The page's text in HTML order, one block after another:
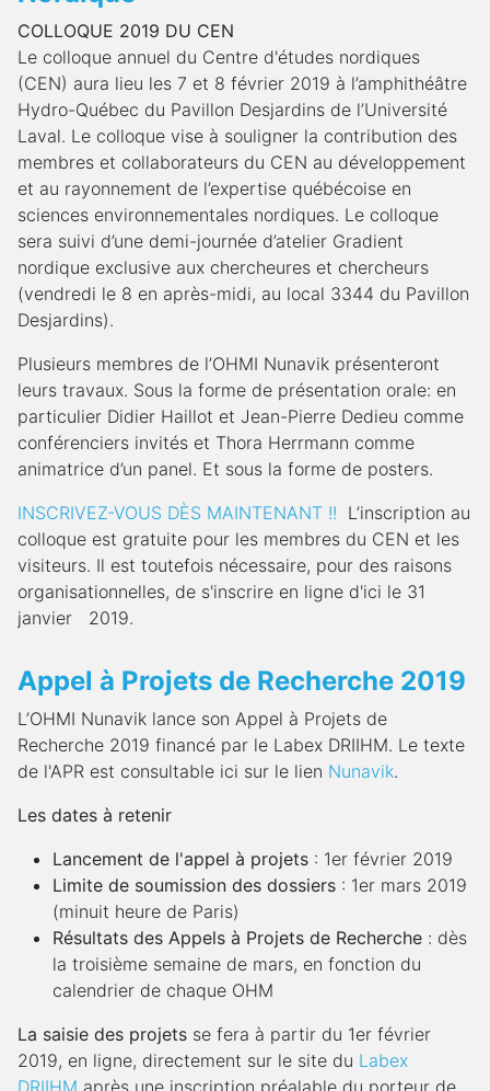
COLLOQUE 2019 DU CEN
Le colloque annuel du Centre d'études nordiques
(CEN) aura lieu les 7 et 8 février 2019 à l’amphithéâtre
Hydro-Québec du Pavillon Desjardins de l’Université
Laval. Le colloque vise à souligner la contribution des
membres et collaborateurs du CEN au développement
et au rayonnement de l’expertise québécoise en
sciences environnementales nordiques. Le colloque
sera suivi d’une demi-journée d’atelier Gradient
nordique exclusive aux chercheures et chercheurs
(vendredi le 8 en après-midi, au local 3344 du Pavillon
Desjardins).
Plusieurs membres de l’OHMI Nunavik présenteront
leurs travaux. Sous la forme de présentation orale: en
particulier Didier Haillot et Jean-Pierre Dedieu comme
conférenciers invités et Thora Herrmann comme
animatrice d’un panel. Et sous la forme de posters.
INSCRIVEZ-VOUS DÈS MAINTENANT !! L’inscription au
colloque est gratuite pour les membres du CEN et les
visiteurs. Il est toutefois nécessaire, pour des raisons
organisationnelles, de s'inscrire en ligne d'ici le 31
janvier 2019.
Appel à Projets de Recherche 2019
L’OHMI Nunavik lance son Appel à Projets de
Recherche 2019 financé par le Labex DRIIHM. Le texte
de l'APR est consultable ici sur le lien Nunavik.
Les dates à retenir
Lancement de l'appel à projets : 1er février 2019
Limite de soumission des dossiers : 1er mars 2019
(minuit heure de Paris)
Résultats des Appels à Projets de Recherche : dès
la troisième semaine de mars, en fonction du
calendrier de chaque OHM
La saisie des projets se fera à partir du 1er février
2019, en ligne, directement sur le site du Labex
DRIIHM après une inscription préalable du porteur de